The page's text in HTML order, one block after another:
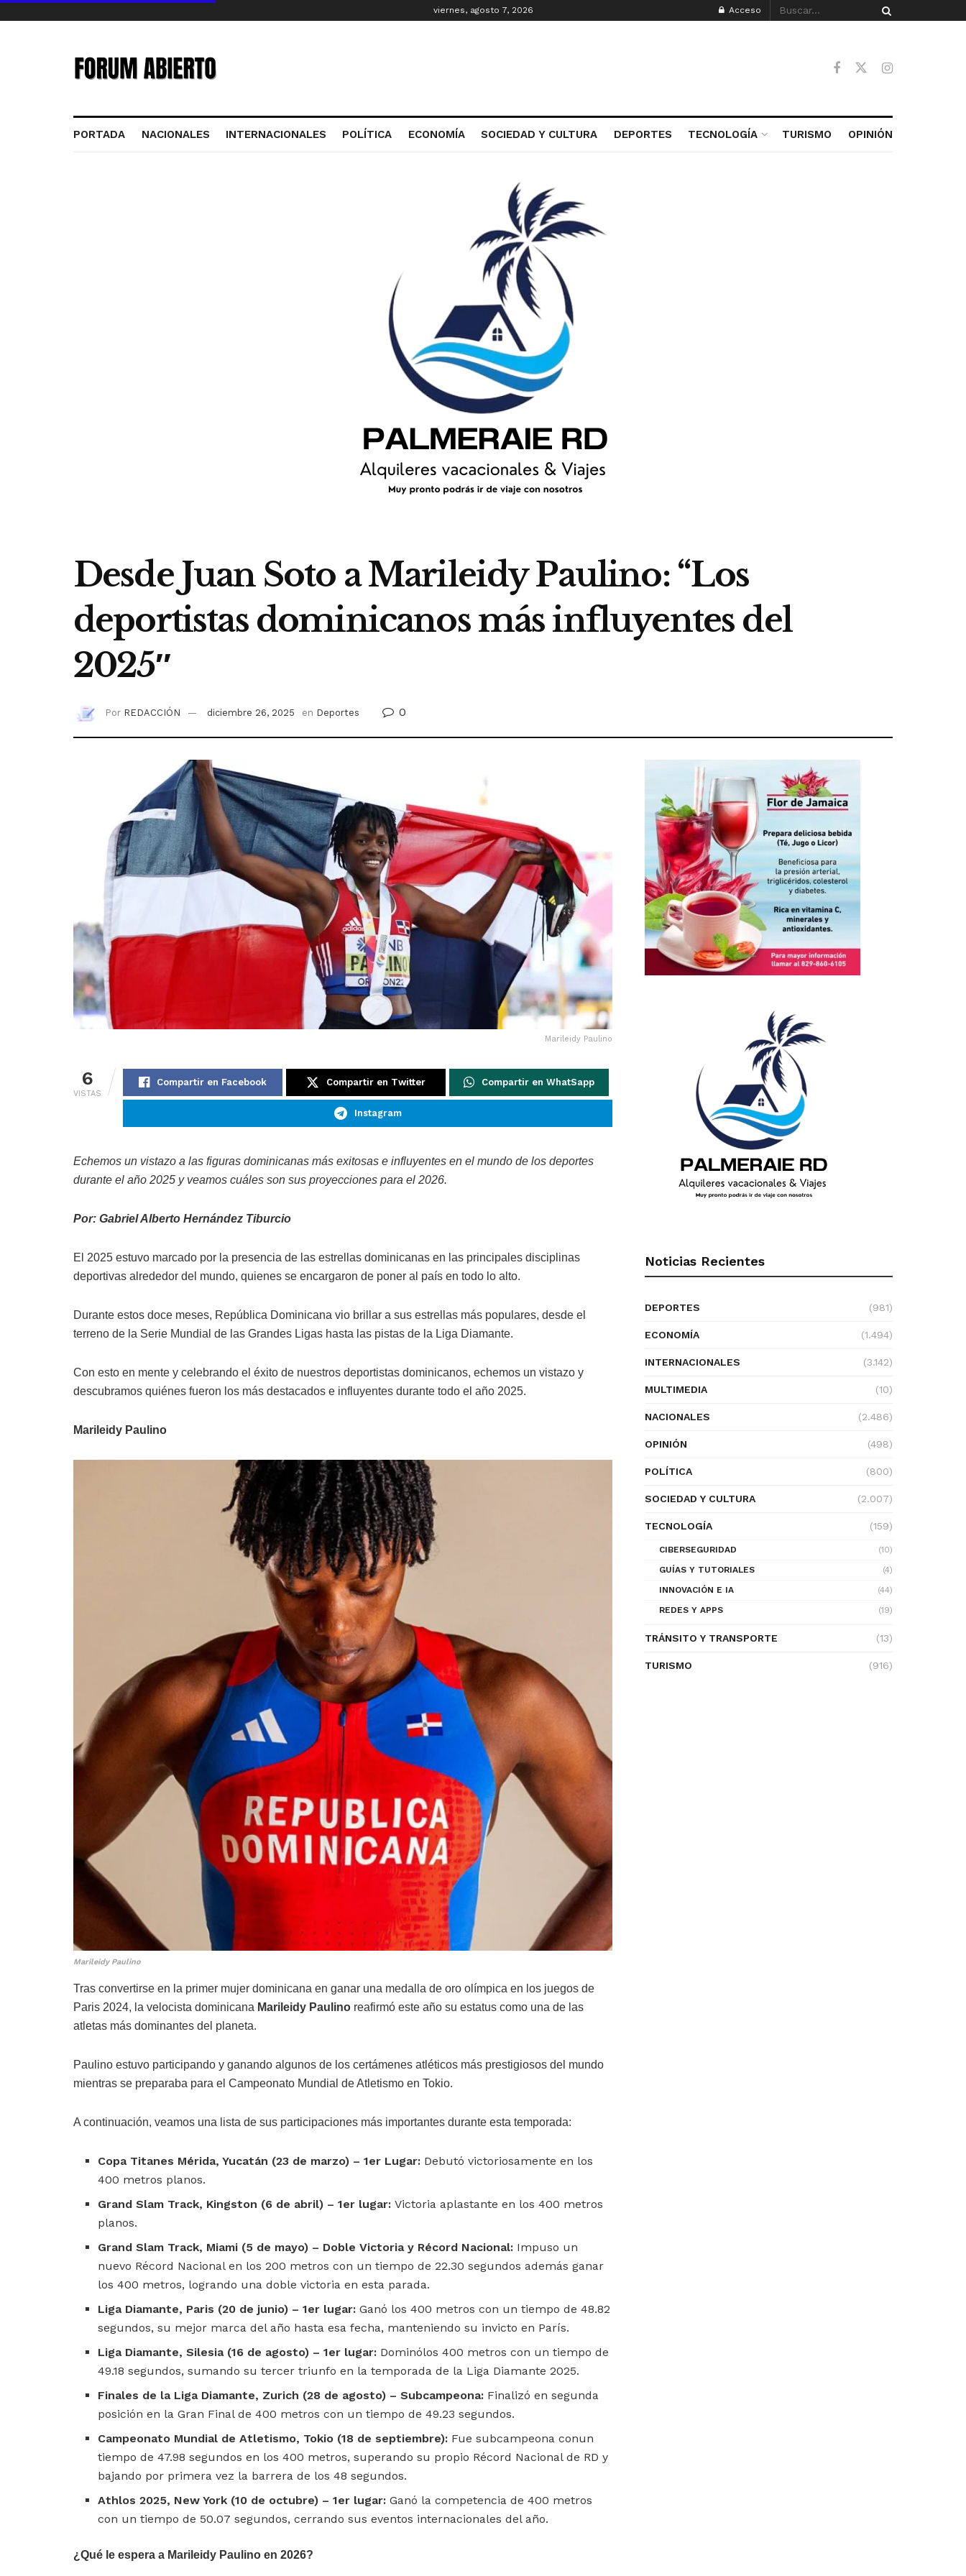
viernes, agosto 7, 2026 Acceso
PORTADA NACIONALES INTERNACIONALES POLÍTICA ECONOMÍA SOCIEDAD Y CULTURA DEPORTES TECNOLOGÍA TURISMO OPINIÓN
Desde Juan Soto a Marileidy Paulino: “Los
deportistas dominicanos más influyentes del
2025″
Por REDACCIÓN diciembre 26, 2025 en Deportes 0
Marileidy Paulino
6
VISTAS
Compartir en Facebook Compartir en Twitter Compartir en WhatSapp
Instagram
Echemos un vistazo a las figuras dominicanas más exitosas e influyentes en el mundo de los deportes
durante el año 2025 y veamos cuáles son sus proyecciones para el 2026.
Por: Gabriel Alberto Hernández Tiburcio
El 2025 estuvo marcado por la presencia de las estrellas dominicanas en las principales disciplinas
deportivas alrededor del mundo, quienes se encargaron de poner al país en todo lo alto.
Durante estos doce meses, República Dominicana vio brillar a sus estrellas más populares, desde el
terreno de la Serie Mundial de las Grandes Ligas hasta las pistas de la Liga Diamante.
Con esto en mente y celebrando el éxito de nuestros deportistas dominicanos, echemos un vistazo y
descubramos quiénes fueron los más destacados e influyentes durante todo el año 2025.
Marileidy Paulino
Marileidy Paulino
Tras convertirse en la primer mujer dominicana en ganar una medalla de oro olímpica en los juegos de
Paris 2024, la velocista dominicana Marileidy Paulino reafirmó este año su estatus como una de las
atletas más dominantes del planeta.
Paulino estuvo participando y ganando algunos de los certámenes atléticos más prestigiosos del mundo
mientras se preparaba para el Campeonato Mundial de Atletismo en Tokio.
A continuación, veamos una lista de sus participaciones más importantes durante esta temporada:
Copa Titanes Mérida, Yucatán (23 de marzo) – 1er Lugar: Debutó victoriosamente en los
400 metros planos.
Grand Slam Track, Kingston (6 de abril) – 1er lugar:Victoria aplastante en los 400 metros
planos.
Grand Slam Track, Miami (5 de mayo) – Doble Victoria y Récord Nacional: Impuso un
nuevo Récord Nacional en los 200 metros con un tiempo de 22.30 segundos además ganar
los 400 metros, logrando una doble victoria en esta parada.
Liga Diamante, Paris (20 de junio) – 1er lugar:Ganó los 400 metros con un tiempo de 48.82
segundos, su mejor marca del año hasta esa fecha, manteniendo su invicto en París.
Liga Diamante, Silesia (16 de agosto) – 1er lugar: Dominólos 400 metros con un tiempo de
49.18 segundos, sumando su tercer triunfo en la temporada de la Liga Diamante 2025.
Finales de la Liga Diamante, Zurich (28 de agosto) – Subcampeona: Finalizó en segunda
posición en la Gran Final de 400 metros con un tiempo de 49.23 segundos.
Campeonato Mundial de Atletismo, Tokio (18 de septiembre): Fue subcampeona conun
tiempo de 47.98 segundos en los 400 metros, superando su propio Récord Nacional de RD y
bajando por primera vez la barrera de los 48 segundos.
Athlos 2025, New York (10 de octubre) – 1er lugar:Ganó la competencia de 400 metros
con un tiempo de 50.07 segundos, cerrando sus eventos internacionales del año.
¿Qué le espera a Marileidy Paulino en 2026?
Noticias Recientes
DEPORTES (981)
ECONOMÍA (1.494)
INTERNACIONALES (3.142)
MULTIMEDIA (10)
NACIONALES (2.486)
OPINIÓN (498)
POLÍTICA (800)
SOCIEDAD Y CULTURA (2.007)
TECNOLOGÍA (159)
CIBERSEGURIDAD
(10)
GUÍAS Y TUTORIALES
(4)
INNOVACIÓN E IA
(44)
REDES Y APPS
(19)
TRÁNSITO Y TRANSPORTE (13)
TURISMO (916)